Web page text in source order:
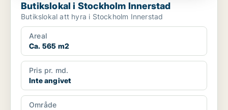
Butikslokal i Stockholm Innerstad
Butikslokal att hyra i Stockholm Innerstad
Areal
Ca. 565 m2
Pris pr. md.
Inte angivet
Område